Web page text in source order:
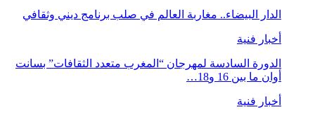
الدار البيضاء.. مغاربة العالم في صلب برنامج ديني وثقافي
أخبار فنية
الدورة السادسة لمهرجان “المغرب متعدد الثقافات” بسانت
أوان ما بين 16 و18…
أخبار فنية